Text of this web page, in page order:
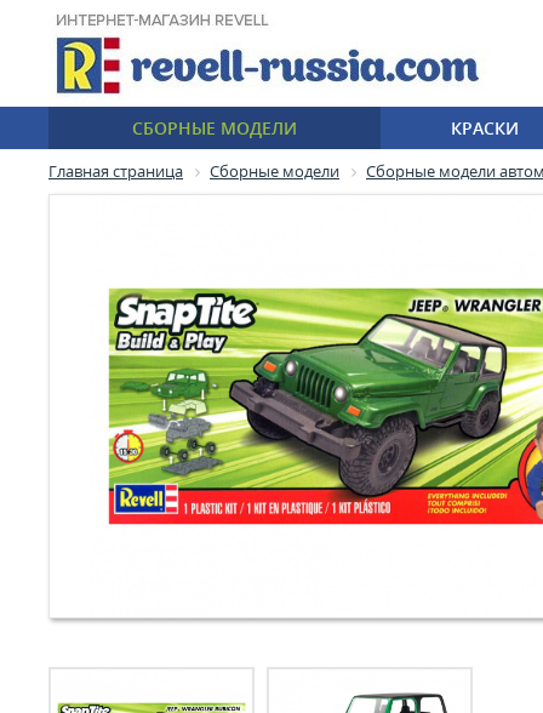
СБОРНЫЕ МОДЕЛИ КРАСКИ
Главная страница Сборные модели Сборные модели